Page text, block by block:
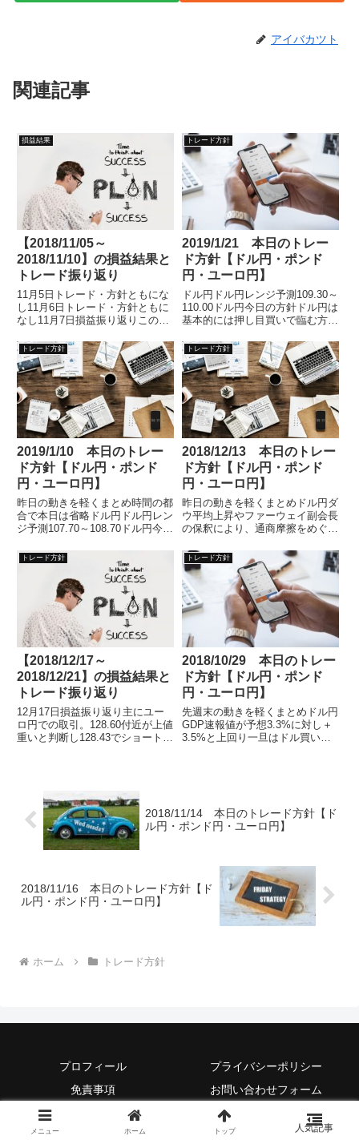
アイバカツト
関連記事
損益結果
【2018/11/05～
2018/11/10】の損益結果と
トレード振り返り
11月5日トレード・方針ともにな
し11月6日トレード・方針ともに
なし11月7日損益振り返りこの日
トレード方針
2019/1/21 本日のトレー
ド方針【ドル円・ポンド
円・ユーロ円】
ドル円ドル円レンジ予測109.30～
110.00ドル円今日の方針ドル円は
基本的には押し目買いで臨む方針
トレード方針
2019/1/10 本日のトレー
ド方針【ドル円・ポンド
円・ユーロ円】
昨日の動きを軽くまとめ時間の都
合で本日は省略ドル円ドル円レン
ジ予測107.70～108.70ドル円今日
トレード方針
2018/12/13 本日のトレー
ド方針【ドル円・ポンド
円・ユーロ円】
昨日の動きを軽くまとめドル円ダ
ウ平均上昇やファーウェイ副会長
の保釈により、通商摩擦をめぐる
トレード方針
【2018/12/17～
2018/12/21】の損益結果と
トレード振り返り
12月17日損益振り返り主にユー
ロ円での取引。128.60付近が上値
重いと判断し128.43でショートで
トレード方針
2018/10/29 本日のトレー
ド方針【ドル円・ポンド
円・ユーロ円】
先週末の動きを軽くまとめドル円
GDP速報値が予想3.3%に対し＋
3.5%と上回り一旦はドル買いに
2018/11/14 本日のトレード方針【ド
ル円・ポンド円・ユーロ円】
2018/11/16 本日のトレード方針【ド
ル円・ポンド円・ユーロ円】
ホーム トレード方針
プロフィール
プライバシーポリシー
免責事項
お問い合わせフォーム
© 2018 シコサクFX.
メニュー ホーム トップ